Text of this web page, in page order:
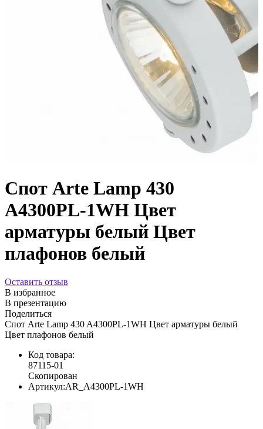
Спот Arte Lamp 430
A4300PL-1WH Цвет
арматуры белый Цвет
плафонов белый
Оставить отзыв
В избранное
В презентацию
Поделиться
Спот Arte Lamp 430 A4300PL-1WH Цвет арматуры белый
Цвет плафонов белый
Код товара:
87115-01
Скопирован
Артикул:AR_A4300PL-1WH